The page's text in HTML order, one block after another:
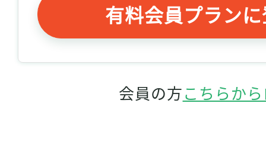
有料会員プラン
会員の方こちらか